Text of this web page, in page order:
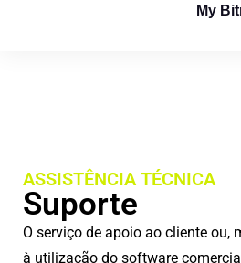
My
ASSISTÊNCIA TÉCNICA
Suporte
O serviço de apoio ao cliente ou,
à utilização do software